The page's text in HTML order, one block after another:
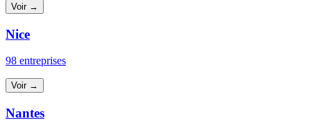
Voir →
Nice
98 entreprises
Voir →
Nantes